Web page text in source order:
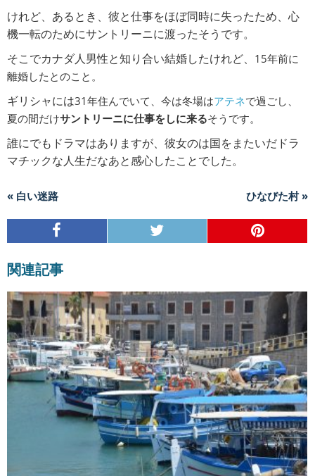
けれど、あるとき、彼と仕事をほぼ同時に失ったため、心
機一転のためにサントリーニに渡ったそうです。
そこでカナダ人男性と知り合い結婚したけれど、 15年前に
離婚したとのこと。
ギリシャには31年住んでいて、今は冬場はアテネで過ごし、
夏の間だけサントリーニに仕事をしに来るそうです。
誰にでもドラマはありますが、彼女のは国をまたいだドラ
マチックな人生だなあと感心したことでした。
« 白い迷路 ひなびた村 »
関連記事